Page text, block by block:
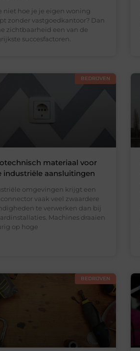
niet hoe je je eigen woning
zonder vastgoedkantoor? Dan
zichtbaarheid een van de
succesfactoren.
BEDRIJVEN
materiaal voor
industriële aansluitingen
omgevingen krijgt een
vaak veel zwaardere
te verwerken dan bij
Machines draaien
op hoge
BEDRIJVEN